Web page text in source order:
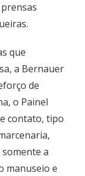
que
a Bernauer
de
o Painel
contato, tipo
a
manuseio e